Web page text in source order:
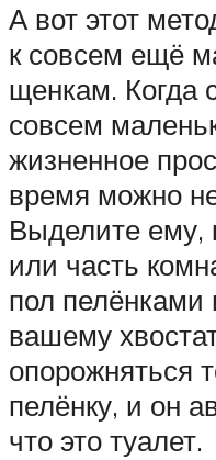
А вот этот
к совсем ещё
щенкам. Когда
совсем
жизненное
время можно
Выделите ему,
или часть
пол пелёнками
вашему
опорожняться
пелёнку, и он
что это туалет.